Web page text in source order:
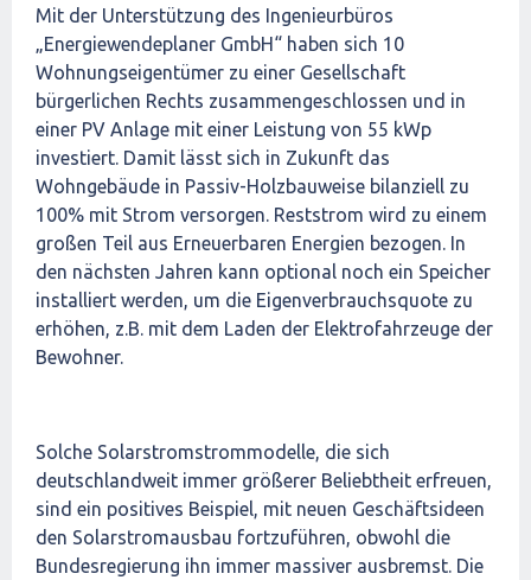
Mit der Unterstützung des Ingenieurbüros
„Energiewendeplaner GmbH“ haben sich 10
Wohnungseigentümer zu einer Gesellschaft
bürgerlichen Rechts zusammengeschlossen und in
einer PV Anlage mit einer Leistung von 55 kWp
investiert. Damit lässt sich in Zukunft das
Wohngebäude in Passiv-Holzbauweise bilanziell zu
100% mit Strom versorgen. Reststrom wird zu einem
großen Teil aus Erneuerbaren Energien bezogen. In
den nächsten Jahren kann optional noch ein Speicher
installiert werden, um die Eigenverbrauchsquote zu
erhöhen, z.B. mit dem Laden der Elektrofahrzeuge der
Bewohner.
Solche Solarstromstrommodelle, die sich
deutschlandweit immer größerer Beliebtheit erfreuen,
sind ein positives Beispiel, mit neuen Geschäftsideen
den Solarstromausbau fortzuführen, obwohl die
Bundesregierung ihn immer massiver ausbremst. Die